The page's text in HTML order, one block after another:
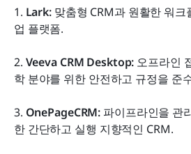
1. Lark: 맞춤형 CRM과 원활한 워크
업 플랫폼.
2. Veeva CRM Desktop: 오프라인
학 분야를 위한 안전하고 규정을 준
3. OnePageCRM: 파이프라인을 관
한 간단하고 실행 지향적인 CRM.